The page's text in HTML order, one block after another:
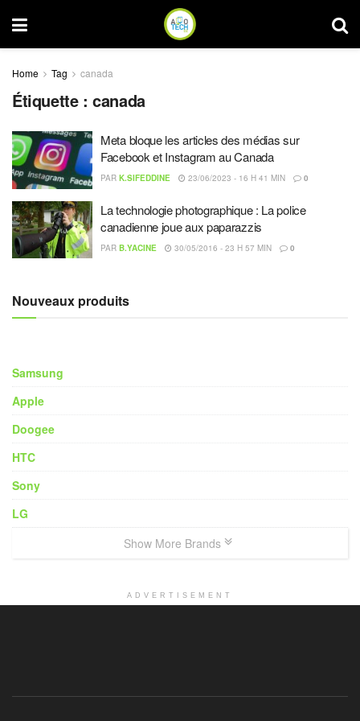
Home Tag canada
Étiquette :canada
Meta bloque les articles des médias sur
Facebook et Instagram au Canada
PAR K.SIFEDDINE 23/06/2023 - 16 H 41 MIN 0
La technologie photographique : La police
canadienne joue aux paparazzis
PAR B.YACINE 30/05/2016 - 23 H 57 MIN 0
Nouveaux produits
Samsung
Apple
Doogee
HTC
Sony
LG
Show More Brands
ADVERTISEMENT